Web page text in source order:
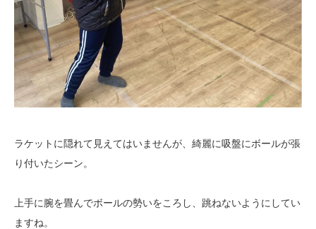
ラケットに隠れて見えてはいませんが、綺麗に吸盤にボールが張
り付いたシーン。
上手に腕を畳んでボールの勢いをころし、跳ねないようにしてい
ますね。